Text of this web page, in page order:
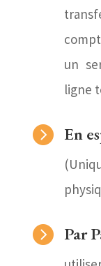
un
ligne
 En
 Par